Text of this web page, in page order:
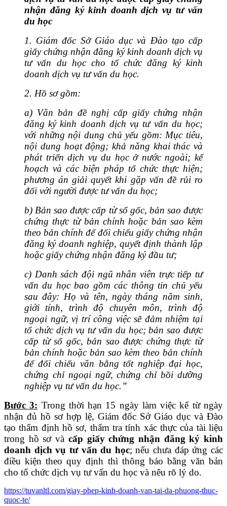
nhận đăng ký kinh doanh dịch vụ tư vấn
du học
1. Giám đốc Sở Giáo dục và Đào tạo cấp
giấy chứng nhận đăng ký kinh doanh dịch vụ
tư vấn du học cho tổ chức đăng ký kinh
doanh dịch vụ tư vấn du học.
2. Hồ sơ gồm:
a) Văn bản đề nghị cấp giấy chứng nhận
đăng ký kinh doanh dịch vụ tư vấn du học;
với những nội dung chủ yếu gồm: Mục tiêu,
nội dung hoạt động; khả năng khai thác và
phát triển dịch vụ du học ở nước ngoài; kế
hoạch và các biện pháp tổ chức thực hiện;
phương án giải quyết khi gặp vấn đề rủi ro
đối với người được tư vấn du học;
b) Bản sao được cấp từ sổ gốc, bản sao được
chứng thực từ bản chính hoặc bản sao kèm
theo bản chính để đối chiếu giấy chứng nhận
đăng ký doanh nghiệp, quyết định thành lập
hoặc giấy chứng nhận đăng ký đầu tư;
c) Danh sách đội ngũ nhân viên trực tiếp tư
vấn du học bao gồm các thông tin chủ yếu
sau đây: Họ và tên, ngày tháng năm sinh,
giới tính, trình độ chuyên môn, trình độ
ngoại ngữ, vị trí công việc sẽ đảm nhiệm tại
tổ chức dịch vụ tư vấn du học; bản sao được
cấp từ sổ gốc, bản sao được chứng thực từ
bản chính hoặc bản sao kèm theo bản chính
để đối chiếu văn bằng tốt nghiệp đại học,
chứng chỉ ngoại ngữ, chứng chỉ bồi dưỡng
nghiệp vụ tư vấn du học.”
Bước 3: Trong thời hạn 15 ngày làm việc kể từ ngày
nhận đủ hồ sơ hợp lệ, Giám đốc Sở Giáo dục và Đào
tạo thẩm định hồ sơ, thẩm tra tính xác thực của tài liệu
trong hồ sơ và cấp giấy chứng nhận đăng ký kinh
doanh dịch vụ tư vấn du học; nếu chưa đáp ứng các
điều kiện theo quy định thì thông báo bằng văn bản
cho tổ chức dịch vụ tư vấn du học và nêu rõ lý do.
https://tuvanltl.com/giay-phep-kinh-doanh-van-tai-da-phuong-thuc-
quoc-te/